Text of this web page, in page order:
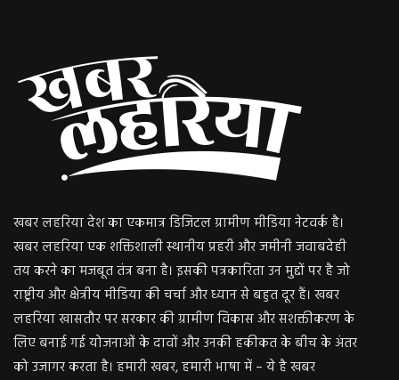
खबर लहरिया देश का एकमात्र डिजिटल ग्रामीण मीडिया नेटवर्क है।
खबर लहरिया एक शक्तिशाली स्थानीय प्रहरी और जमीनी जवाबदेही
तय करने का मजबूत तंत्र बना है। इसकी पत्रकारिता उन मुद्दों पर है जो
राष्ट्रीय और क्षेत्रीय मीडिया की चर्चा और ध्यान से बहुत दूर हैं। खबर
लहरिया खासतौर पर सरकार की ग्रामीण विकास और सशक्तीकरण के
लिए बनाई गई योजनाओं के दावों और उनकी हकीकत के बीच के अंतर
को उजागर करता है। हमारी खबर, हमारी भाषा में – ये है खबर